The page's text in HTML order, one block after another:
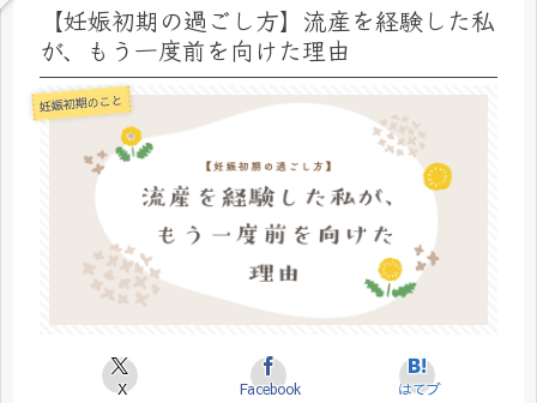
【妊娠初期の過ごし方】流産を経験した私
が、もう一度前を向けた理由
妊娠初期のこと
X Facebook はてブ